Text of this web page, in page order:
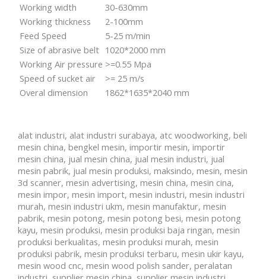
Working width
30-630mm
Working thickness
2-100mm
Feed Speed
5-25 m/min
Size of abrasive belt 1020*2000 mm
Working Air pressure >=0.55 Mpa
Speed of sucket air
>= 25 m/s
Overal dimension
1862*1635*2040 mm
alat industri, alat industri surabaya, atc woodworking, beli
mesin china, bengkel mesin, importir mesin, importir
mesin china, jual mesin china, jual mesin industri, jual
mesin pabrik, jual mesin produksi, maksindo, mesin, mesin
3d scanner, mesin advertising, mesin china, mesin cina,
mesin impor, mesin import, mesin industri, mesin industri
murah, mesin industri ukm, mesin manufaktur, mesin
pabrik, mesin potong, mesin potong besi, mesin potong
kayu, mesin produksi, mesin produksi baja ringan, mesin
produksi berkualitas, mesin produksi murah, mesin
produksi pabrik, mesin produksi terbaru, mesin ukir kayu,
mesin wood cnc, mesin wood polish sander, peralatan